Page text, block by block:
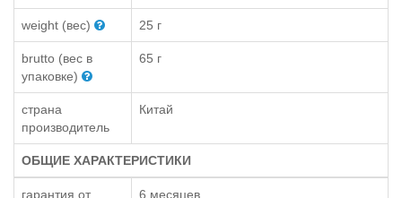
weight (вес) 25 г
brutto (вес в
упаковке)
65 г
страна
производитель
Китай
ОБЩИЕ ХАРАКТЕРИСТИКИ
гарантия от
6 месяцев